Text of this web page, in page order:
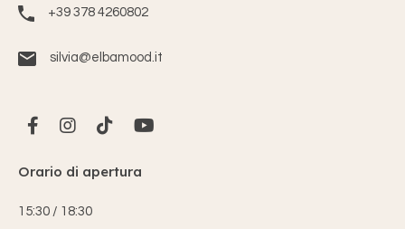
+39 378 4260802
silvia@elbamood.it
Orario di apertura
15:30 / 18:30